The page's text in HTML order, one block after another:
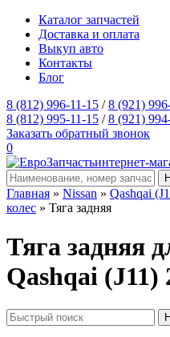
Каталог запчастей
Доставка и оплата
Выкуп авто
Контакты
Блог
8 (812) 996-11-15 /8 (921)
8 (812) 995-11-15 /8 (921)
Заказать обратный звонок
0
интернет-
Главная » Nissan » Qashqai
колес » Тяга задняя
Тяга задняя
Qashqai (J11)